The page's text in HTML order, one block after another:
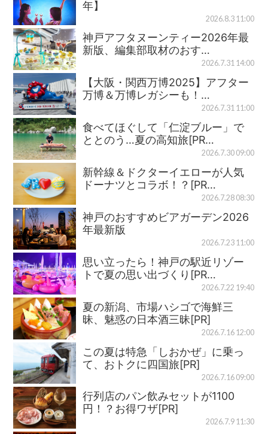
年】
2026.8.3 11:00
神戸アフタヌーンティー2026年最
新版、編集部取材のおす…
2026.7.31 14:00
【大阪・関西万博2025】アフター
万博＆万博レガシーも！…
2026.7.31 11:00
食べてほぐして「仁淀ブルー」で
ととのう…夏の高知旅[PR…
2026.7.30 09:00
新幹線＆ドクターイエローが人気
ドーナツとコラボ！？[PR…
2026.7.28 08:30
神戸のおすすめビアガーデン2026
年最新版
2026.7.23 11:00
思い立ったら！神戸の駅近リゾー
トで夏の思い出づくり[PR…
2026.7.22 19:40
夏の新潟、市場ハシゴで海鮮三
昧、魅惑の日本酒三昧[PR]
2026.7.16 12:00
この夏は特急「しおかぜ」に乗っ
て、おトクに四国旅[PR]
2026.7.16 09:00
行列店のパン飲みセットが1100
円！？お得ワザ[PR]
2026.7.9 11:30